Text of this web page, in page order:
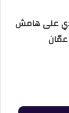
على هامش
عمّان